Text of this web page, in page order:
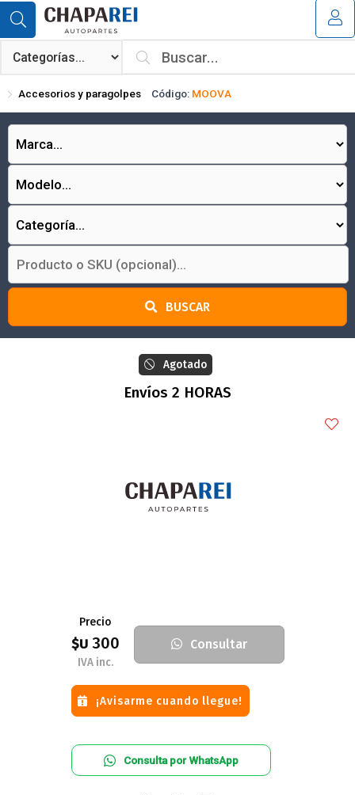
Compartir por email
¿Tienes cupón de descuento?
Accesorios y paragolpes Código: MOOVA
BUSCAR
Agotado
Envíos 2 HORAS
Precio
$U 300
IVA inc.
Consultar
¡Avisarme cuando llegue!
Consulta por WhatsApp